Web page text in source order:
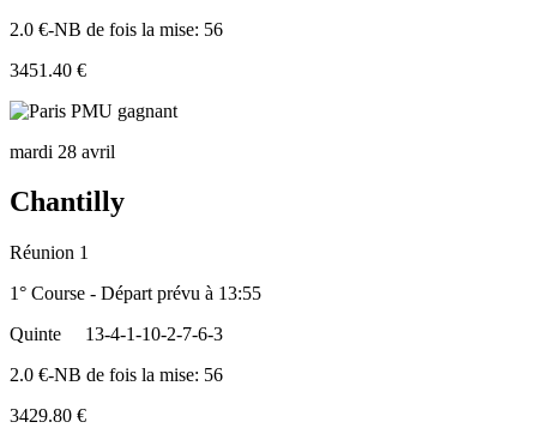
2.0 €-NB de fois la mise: 56
3451.40 €
mardi 28 avril
Chantilly
Réunion 1
1° Course - Départ prévu à 13:55
Quinte
13-4-1-10-2-7-6-3
2.0 €-NB de fois la mise: 56
3429.80 €